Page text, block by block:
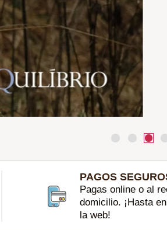
PAGOS
Pagas online o al
domicilio. ¡Hasta
la web!